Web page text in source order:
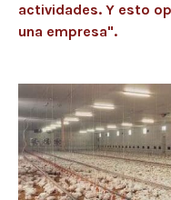
actividades. Y esto
una empresa".